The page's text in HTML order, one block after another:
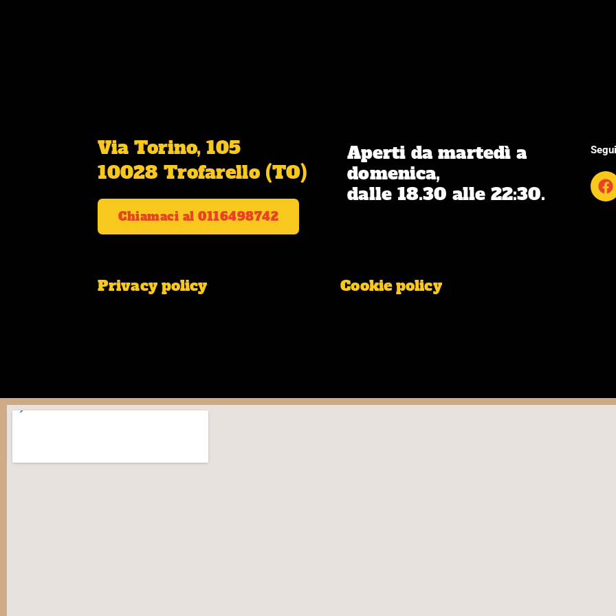
Via Torino, 105
10028 Trofarello (TO)
Chiamaci al 0116498742
Aperti da martedì a
domenica,
dalle 18.30 alle 22:30.
F
a
Privacy policy Cookie policy